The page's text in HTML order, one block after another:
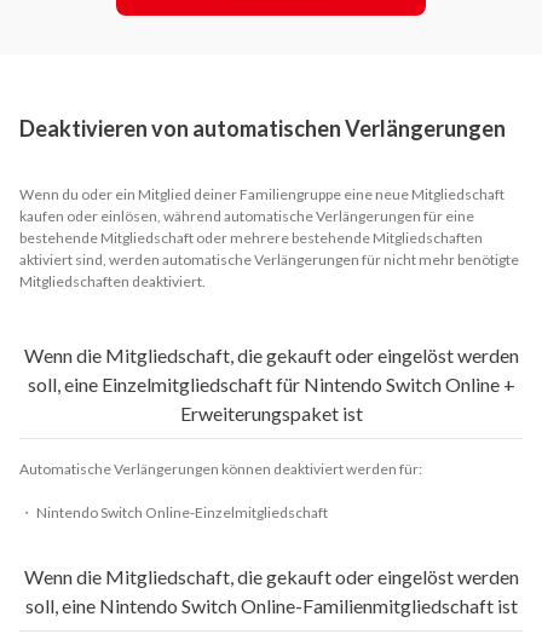
Deaktivieren von automatischen Verlängerungen
Wenn du oder ein Mitglied deiner Familiengruppe eine neue Mitgliedschaft
kaufen oder einlösen, während automatische Verlängerungen für eine
bestehende Mitgliedschaft oder mehrere bestehende Mitgliedschaften
aktiviert sind, werden automatische Verlängerungen für nicht mehr benötigte
Mitgliedschaften deaktiviert.
Wenn die Mitgliedschaft, die gekauft oder eingelöst werden
soll, eine Einzelmitgliedschaft für Nintendo Switch Online +
Erweiterungspaket ist
Automatische Verlängerungen können deaktiviert werden für:
・ Nintendo Switch Online-Einzelmitgliedschaft
Wenn die Mitgliedschaft, die gekauft oder eingelöst werden
soll, eine Nintendo Switch Online-Familienmitgliedschaft ist